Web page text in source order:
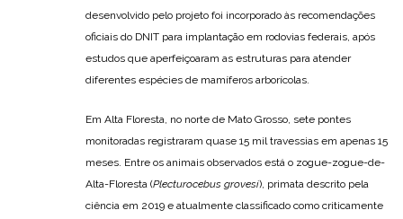
desenvolvido pelo projeto foi incorporado às recomendações
oficiais do DNIT para implantação em rodovias federais, após
estudos que aperfeiçoaram as estruturas para atender
diferentes espécies de mamíferos arborícolas.
Em Alta Floresta, no norte de Mato Grosso, sete pontes
monitoradas registraram quase 15 mil travessias em apenas 15
meses. Entre os animais observados está o zogue-zogue-de-
Alta-Floresta (Plecturocebus grovesi), primata descrito pela
ciência em 2019 e atualmente classificado como criticamente